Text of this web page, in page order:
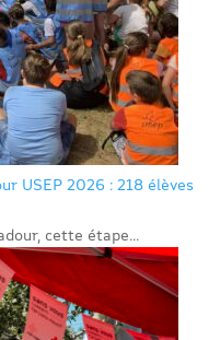
USEP 2026 : 218 élèves
cette étape...